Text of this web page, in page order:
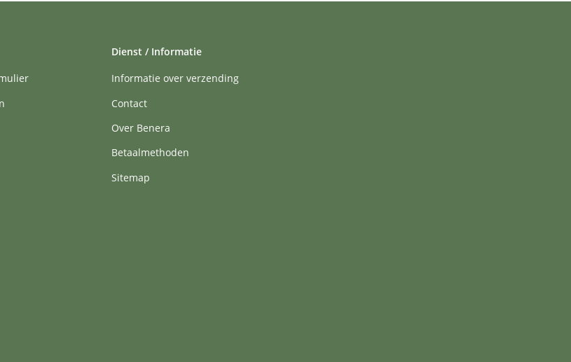
Dienst / Informatie
Informatie over verzending
Contact
Over Benera
Betaalmethoden
Sitemap